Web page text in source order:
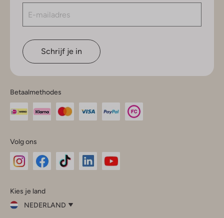
Schrijf je in
Betaalmethodes
Volg ons
InstagramFacebook
Kies je land
NEDERLAND